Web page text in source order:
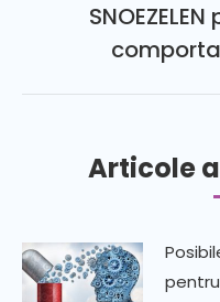
Articole